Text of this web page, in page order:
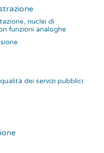
nuclei di
funzioni analoghe
dei servizi pubblici